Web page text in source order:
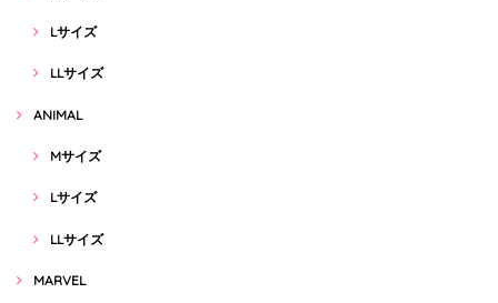
Lサイズ
LLサイズ
ANIMAL
Mサイズ
Lサイズ
LLサイズ
MARVEL